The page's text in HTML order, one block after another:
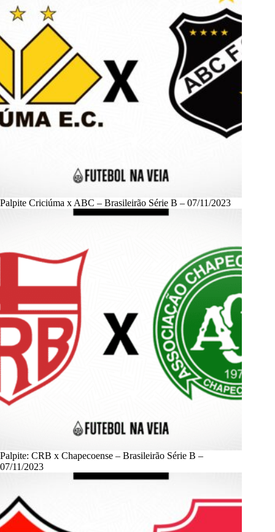
Palpite Criciúma x ABC – Brasileirão Série B – 07/11/2023
Palpite: CRB x Chapecoense – Brasileirão Série B –
07/11/2023